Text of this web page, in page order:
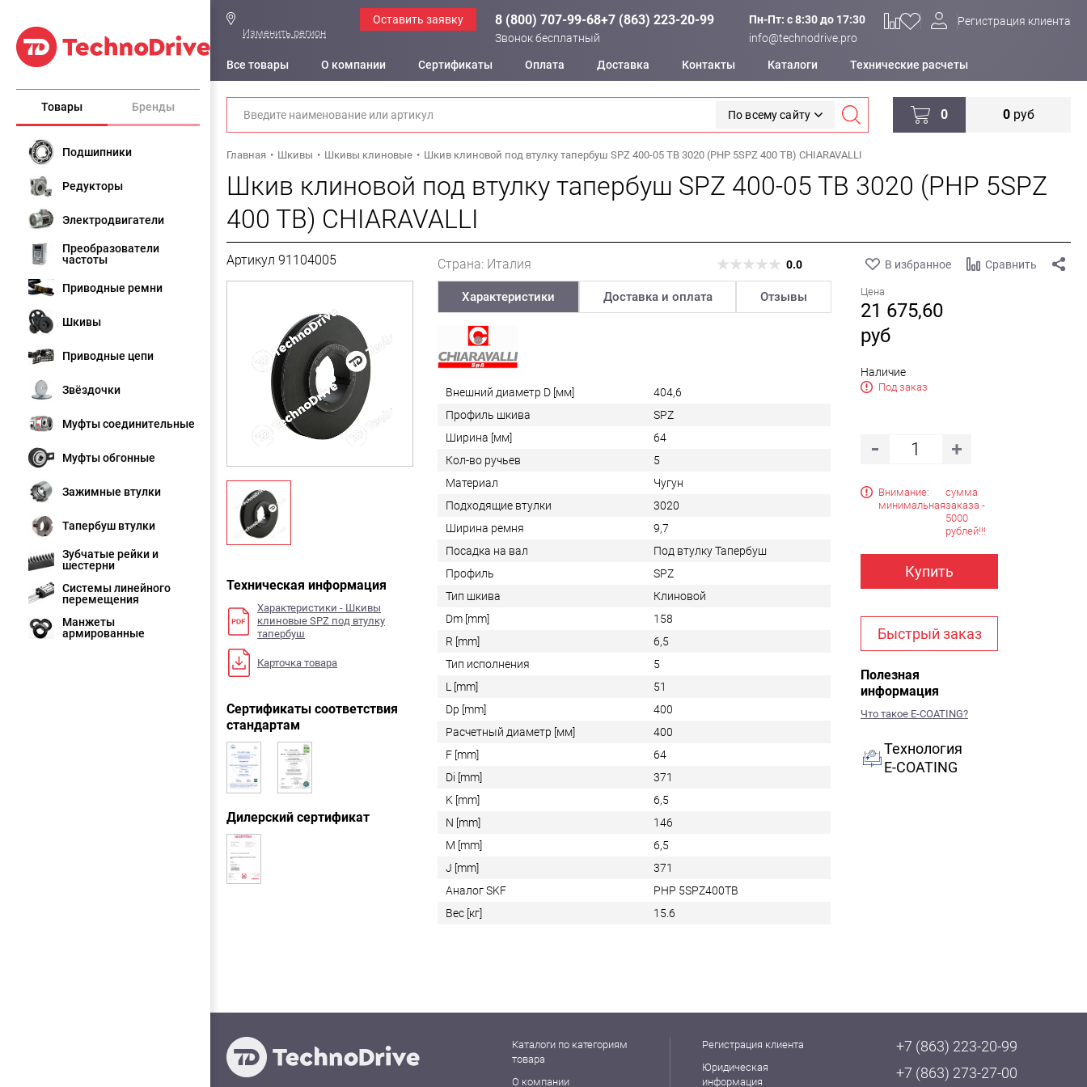
Товары Бренды
Подшипники
Редукторы
Электродвигатели
Преобразователи
частоты
Приводные ремни
Шкивы
Приводные цепи
Звёздочки
Муфты соединительные
Муфты обгонные
Зажимные втулки
Тапербуш втулки
Зубчатые рейки и
шестерни
Системы линейного
перемещения
Манжеты
армированные
Изменить регион
Оставить заявку 8 (800) 707-99-68+7 (863) 223-20-99
Звонок бесплатный
Пн-Пт: c 8:30 до 17:30
info@technodrive.pro
Регистрация клиента
Все товары О компании Сертификаты Оплата Доставка Контакты Каталоги Технические расчеты
По всему сайту 0 0руб
Главная Шкивы Шкивы клиновые Шкив клиновой под втулку тапербуш SPZ 400-05 TB 3020 (PHP 5SPZ 400 TB) CHIARAVALLI
Шкив клиновой под втулку тапербуш SPZ 400-05 TB 3020 (PHP 5SPZ
400 TB) CHIARAVALLI
Артикул 91104005 Страна: Италия 0.0 В избранное Сравнить
Техническая информация
Характеристики - Шкивы
клиновые SPZ под втулку
тапербуш
Карточка товара
Сертификаты соответствия
стандартам
Дилерский сертификат
Цена
21 675,60
руб
Наличие
Под заказ
Внимание:
минимальная
сумма
заказа -
5000
рублей!!!
Купить
Быстрый заказ
Полезная
информация
Что такое E-COATING?
Технология
E-COATING
Характеристики Доставка и оплата Отзывы
Внешний диаметр D [мм]
404,6
Профиль шкива
SPZ
Ширина [мм]
64
Кол-во ручьев
5
Материал
Чугун
Подходящие втулки
3020
Ширина ремня
9,7
Посадка на вал
Под втулку Тапербуш
Профиль
SPZ
Тип шкива
Клиновой
Dm [mm]
158
R [mm]
6,5
Тип исполнения
5
L [mm]
51
Dp [mm]
400
Расчетный диаметр [мм]
400
F [mm]
64
Di [mm]
371
K [mm]
6,5
N [mm]
146
M [mm]
6,5
J [mm]
371
Аналог SKF
PHP 5SPZ400TB
Вес [кг]
15.6
Каталоги по категориям
товара
О компании
Регистрация клиента
Юридическая
информация
+7 (863) 223-20-99
+7 (863) 273-27-00